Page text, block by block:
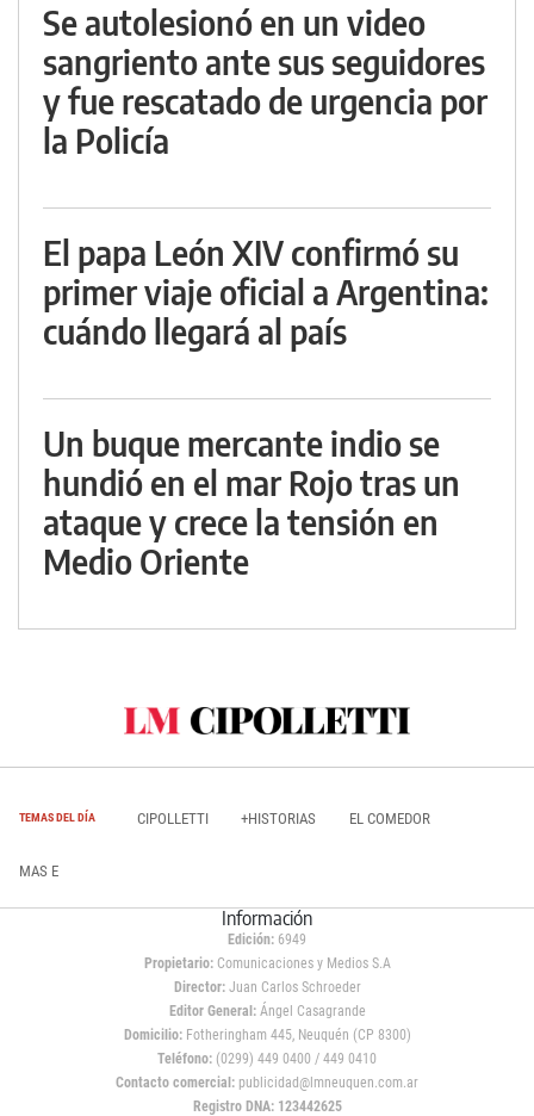
Se autolesionó en un video
sangriento ante sus seguidores
y fue rescatado de urgencia por
la Policía
El papa León XIV confirmó su
primer viaje oficial a Argentina:
cuándo llegará al país
Un buque mercante indio se
hundió en el mar Rojo tras un
ataque y crece la tensión en
Medio Oriente
TEMAS DEL DÍA CIPOLLETTI +HISTORIAS EL COMEDOR
MAS E
Información
Edición: 6949
Propietario:Comunicaciones y Medios S.A
Director: Juan Carlos Schroeder
Editor General:Ángel Casagrande
Domicilio:Fotheringham 445, Neuquén (CP 8300)
Teléfono: (0299) 449 0400 / 449 0410
Contacto comercial: publicidad@lmneuquen.com.ar
Registro DNA: 123442625